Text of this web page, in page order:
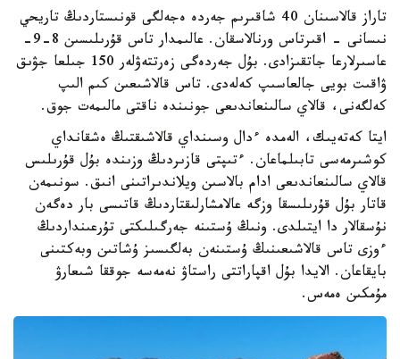
تاراز قالاسىنان 40 شاقىرىم جەردە ەجەلگى قونىستاردىڭ تاريحي
نىسانى - اقىرتاس ورنالاسقان. عالىمدار تاس قۇرىلىسىن 8-9-
عاسىرلارعا جاتقىزادى. بۇل جەردەگى زەرتتەۋلەر 150 جىلعا جۋىق
ۋاقىت بويى جالعاسىپ كەلەدى. تاس قالاشىعىن كىم الىپ
كەلگەنى، قالاي سالىنعاندىعى جونىندە ناقتى مالىمەت جوق.
ايتا كەتەيىك، الەمدە ءدال وسىنداي قالاشىقتىڭ ەشقانداي
كوشىرمەسى تابىلماعان. ءتىپتى قازىردىڭ وزىندە بۇل قۇرىلىس
قالاي سالىنعاندىعى ادام بالاسىن ويلاندىراتىنى انىق. سونىمەن
قاتار بۇل قۇرىلىسقا وزگە عالامشارلىقتاردىڭ قاتىسى بار دەگەن
نۇسقالار دا ايتىلدى. ونىڭ ۇستىنە جەرگىلىكتى تۇرعىنداردىڭ
ءوزى تاس قالاشىعىنىڭ ۇستىنەن بەلگىسىز ۇشاتىن وبەكتىنى
بايقاعان. الايدا بۇل اقپاراتتى راستاۋ نەمەسە جوققا شىعارۋ
مۇمكىن ەمەس.